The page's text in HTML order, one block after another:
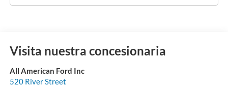
Visita nuestra concesionaria
All American Ford Inc
520 River Street